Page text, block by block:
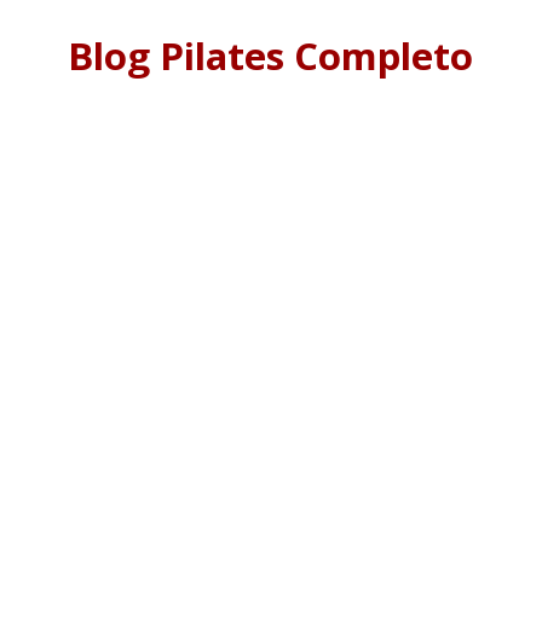
Blog Pilates Completo